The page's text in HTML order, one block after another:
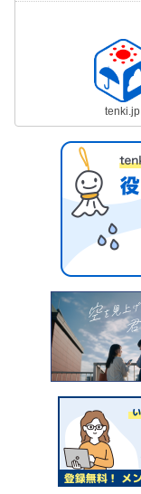
tenki.jp